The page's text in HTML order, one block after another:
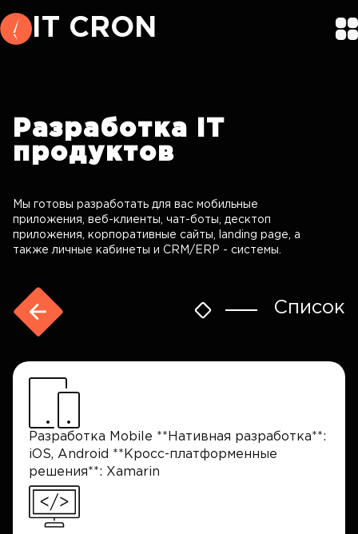
IT CRON
Разработка
IT
продуктов
Мы готовы разработать для вас мобильные
приложения, веб-клиенты, чат-боты, десктоп
приложения, корпоративные сайты, landing page, а
также личные кабинеты и CRM/ERP - системы.
Список
Разработка Mobile **Нативная разработка**:
iOS, Android **Кросс-платформенные
решения**: Xamarin